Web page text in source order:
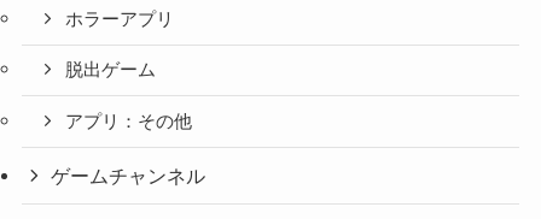
ホラーアプリ
脱出ゲーム
アプリ：その他
ゲームチャンネル